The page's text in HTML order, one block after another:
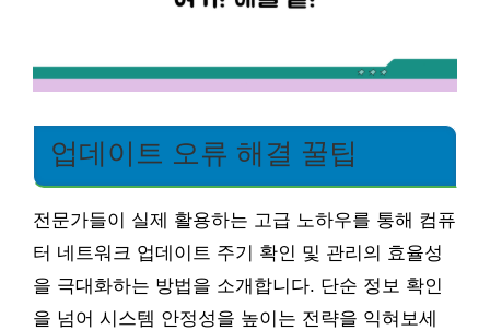
업데이트 오류 해결 꿀팁
전문가들이 실제 활용하는 고급 노하우를 통해 컴퓨
터 네트워크 업데이트 주기 확인 및 관리의 효율성
을 극대화하는 방법을 소개합니다. 단순 정보 확인
을 넘어 시스템 안정성을 높이는 전략을 익혀보세